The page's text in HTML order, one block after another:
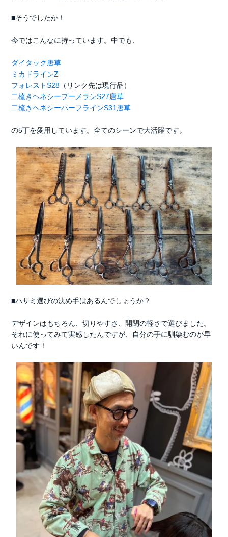
■そうでしたか！
今ではこんなに持っています。中でも、
ダイタック唐草
ミカドラインZ
フォレストS28 （リンク先は現行品）
二梳きヘネシーブーメランS27唐草
二梳きヘネシーハーフラインS31唐草
の5丁を愛用しています。全てのシーンで大活躍です。
■ハサミ選びの決め手はあるんでしょうか？
デザインはもちろん、切りやすさ、開閉の軽さで選びました。
それに使ってみて実感したんですが、自分の手に馴染むのが早
いんです！